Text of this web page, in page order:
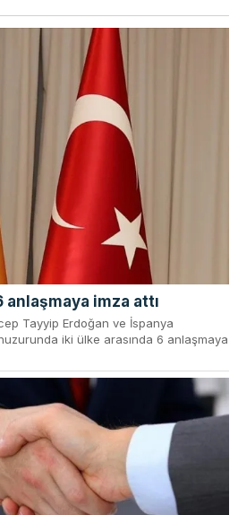
imza attı
Tayyip Erdoğan ve İspanya
iki ülke arasında 6 anlaşmaya